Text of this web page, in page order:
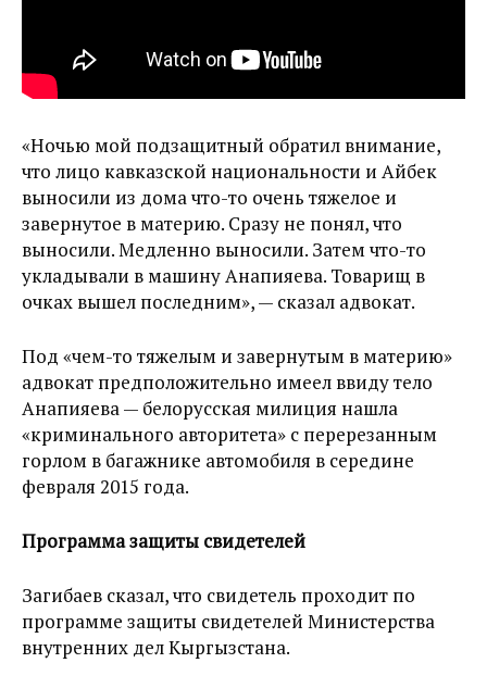
«Ночью мой подзащитный обратил внимание,
что лицо кавказской национальности и Айбек
выносили из дома что-то очень тяжелое и
завернутое в материю. Сразу не понял, что
выносили. Медленно выносили. Затем что-то
укладывали в машину Анапияева. Товарищ в
очках вышел последним», — сказал адвокат.
Под «чем-то тяжелым и завернутым в материю»
адвокат предположительно имеел ввиду тело
Анапияева — белорусская милиция нашла
«криминального авторитета» с перерезанным
горлом в багажнике автомобиля в середине
февраля 2015 года.
Программа защиты свидетелей
Загибаев сказал, что свидетель проходит по
программе защиты свидетелей Министерства
внутренних дел Кыргызстана.